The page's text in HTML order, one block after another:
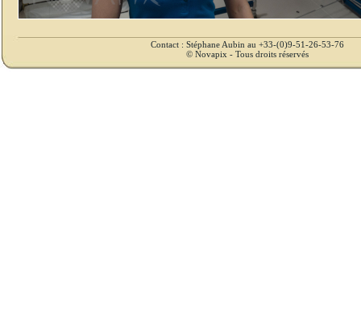
Contact : Stéphane Aubin au +33-(0)9-51-26-53-76
© Novapix - Tous droits réservés